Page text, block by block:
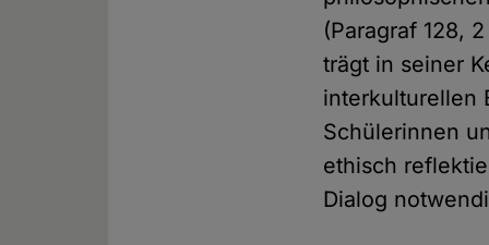
(Paragraf 128,
trägt in seiner
interkulturellen
Schülerinnen
ethisch
Dialog